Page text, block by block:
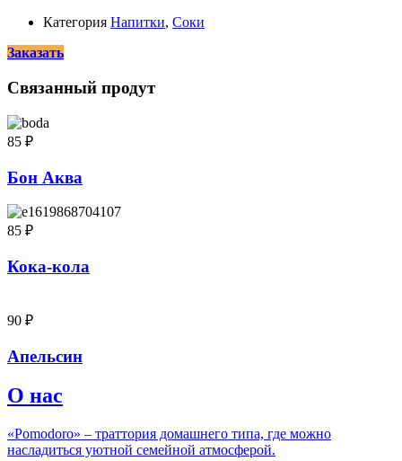
Категория Напитки, Соки
Заказать
Связанный продут
85 ₽
Бон Аква
85 ₽
Кока-кола
90 ₽
Апельсин
О нас
«Pomodoro» – траттория домашнего типа, где можно
насладиться уютной семейной атмосферой.